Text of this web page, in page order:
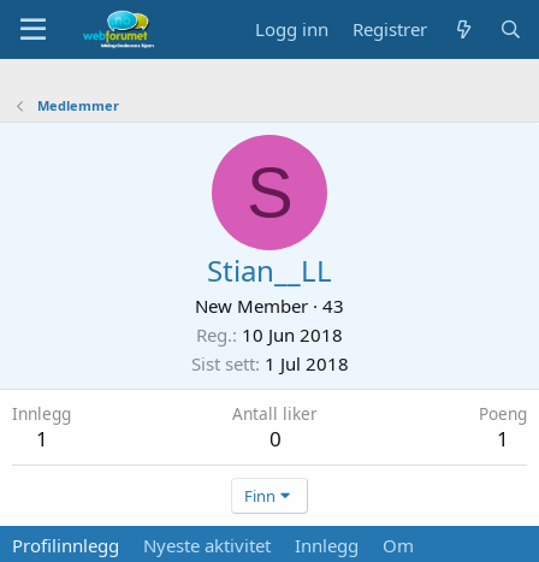
Logg inn Registrer
Medlemmer
S
Stian__LL
New Member · 43
Reg. 10 Jun 2018
Sist sett 1 Jul 2018
Innlegg
1
Antall liker
0
Poeng
1
Finn
Profilinnlegg Nyeste aktivitet Innlegg Om